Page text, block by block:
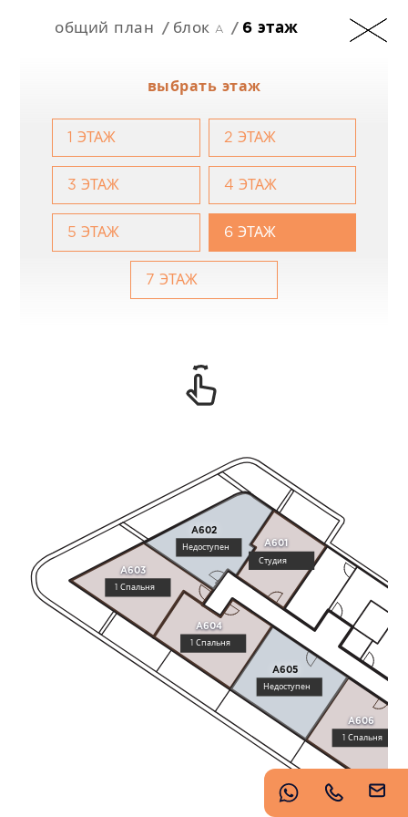
RU
общий план блок a 6 этаж
выбрать этаж
1 ЭТАЖ 2 ЭТАЖ
3 ЭТАЖ 4 ЭТАЖ
5 ЭТАЖ 6 ЭТАЖ
7 ЭТАЖ
A601
Студия
A602
Недоступен
A603
1 Спальня
A604
1 Спальня
A605
Недоступен
A606
1 Спальня
Copyright © 2026 Imperio. Proudly developed by
.